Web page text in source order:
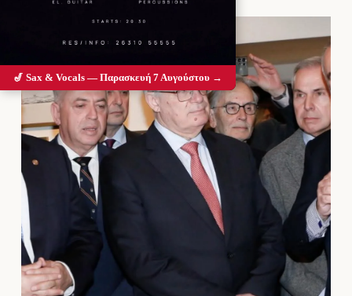
🎷 Sax & Vocals — Παρασκευή 7 Αυγούστου →